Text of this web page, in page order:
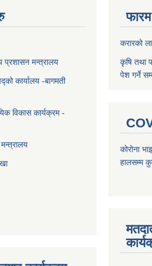
प्रशासन मन्त्रालय
कार्यालय -बागमती
विकास कार्यक्रम -
करारको
कृषि तथा
पेश गर्ने
कोरोना
हालसम्म